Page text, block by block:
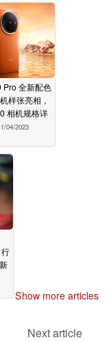
Pro 全新配色
样张亮相，
相机规格详
04/2023
Show more articles
Next article